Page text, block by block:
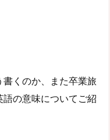
くのか、また卒業旅
の意味についてご紹